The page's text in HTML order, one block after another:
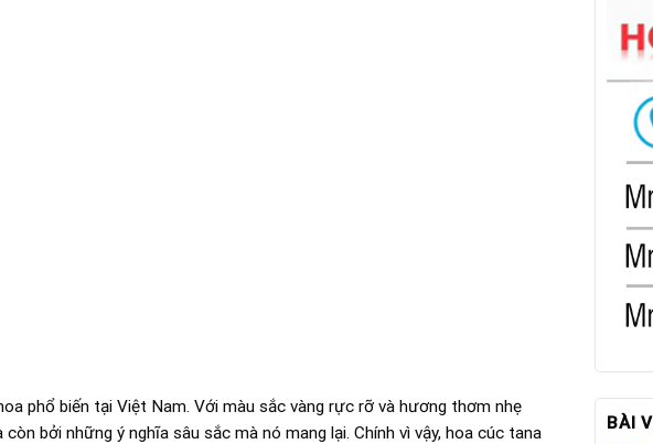
phổ biến tại Việt Nam. Với màu sắc vàng rực rỡ và hương thơm nhẹ
bởi những ý nghĩa sâu sắc mà nó mang lại. Chính vì vậy, hoa cúc tana
BÀI